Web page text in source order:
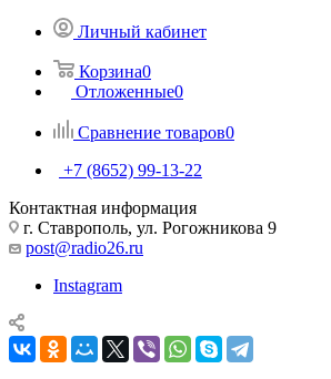
Личный кабинет
Корзина0
Отложенные0
Сравнение товаров0
+7 (8652) 99-13-22
Контактная информация
г. Ставрополь, ул. Рогожникова 9
post@radio26.ru
Instagram